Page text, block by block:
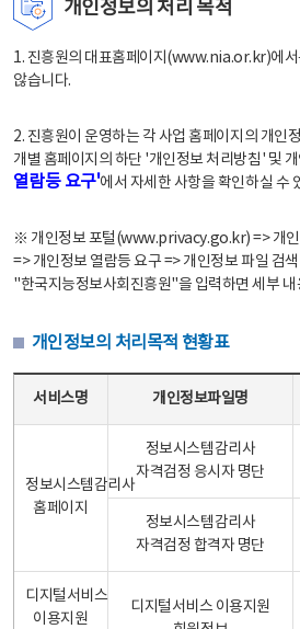
개인정보의 처리 목적
1. 진흥원의 대표홈페이지(www.nia.or.kr)에서
않습니다.
2. 진흥원이 운영하는 각 사업 홈페이지의 개인
개별 홈페이지의 하단 '개인정보 처리방침' 및
열람등 요구'에서 자세한 사항을 확인하실 수
※ 개인정보 포털(www.privacy.go.kr) => 개인
=> 개인정보 열람등 요구 => 개인정보 파일 검색
"한국지능정보사회진흥원"을 입력하면 세부 내
개인정보의 처리목적 현황표
서비스명 개인정보파일명
정보시스템감리사
홈페이지
정보시스템감리사
자격검정 응시자 명단
정보시스템감리사
자격검정 합격자 명단
디지털서비스
이용지원
디지털서비스 이용지원